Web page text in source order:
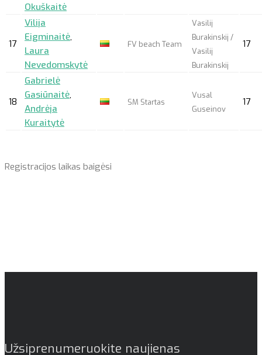
Okuškaitė
17
Vilija
Eigminaitė,
Laura
Nevedomskytė
FV beach Team
Vasilij
Burakinskij /
Vasilij
Burakinskij
17
18
Gabrielė
Gasiūnaitė,
Andrėja
Kuraitytė
SM Startas
Vusal
Guseinov
17
Registracijos laikas baigėsi
Užsiprenumeruokite naujienas